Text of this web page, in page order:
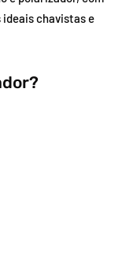
ideais chavistas e